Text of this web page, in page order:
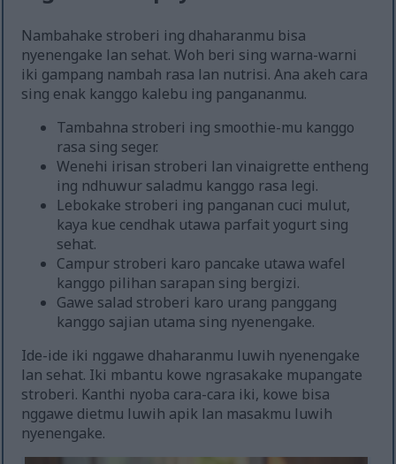
Nambahake stroberi ing dhaharanmu bisa
nyenengake lan sehat. Woh beri sing warna-warni
iki gampang nambah rasa lan nutrisi. Ana akeh cara
sing enak kanggo kalebu ing pangananmu.
Tambahna stroberi ing smoothie-mu kanggo
rasa sing seger.
Wenehi irisan stroberi lan vinaigrette entheng
ing ndhuwur saladmu kanggo rasa legi.
Lebokake stroberi ing panganan cuci mulut,
kaya kue cendhak utawa parfait yogurt sing
sehat.
Campur stroberi karo pancake utawa wafel
kanggo pilihan sarapan sing bergizi.
Gawe salad stroberi karo urang panggang
kanggo sajian utama sing nyenengake.
Ide-ide iki nggawe dhaharanmu luwih nyenengake
lan sehat. Iki mbantu kowe ngrasakake mupangate
stroberi. Kanthi nyoba cara-cara iki, kowe bisa
nggawe dietmu luwih apik lan masakmu luwih
nyenengake.